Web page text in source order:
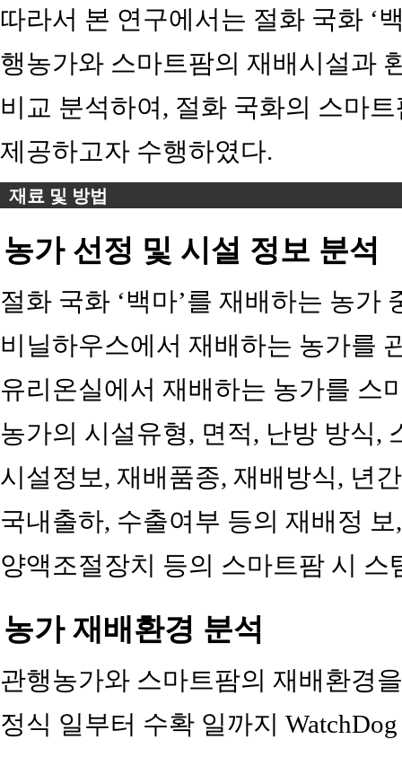
따라서 본 연구에서는 절화 국화 ‘
행농가와 스마트팜의 재배시설과
비교 분석하여, 절화 국화의 스마
제공하고자 수행하였다.
재료 및 방법
농가 선정 및 시설 정보 분석
절화 국화 ‘백마’를 재배하는 농가
비닐하우스에서 재배하는 농가를
유리온실에서 재배하는 농가를 스
농가의 시설유형, 면적, 난방 방식,
시설정보, 재배품종, 재배방식, 년
국내출하, 수출여부 등의 재배정
양액조절장치 등의 스마트팜 시 스
농가 재배환경 분석
관행농가와 스마트팜의 재배환경
정식 일부터 수확 일까지